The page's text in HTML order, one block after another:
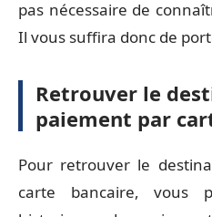
pas nécessaire de
Il vous suffira donc de
Retrouver le
paiement par
Pour retrouver le
carte bancaire, vous